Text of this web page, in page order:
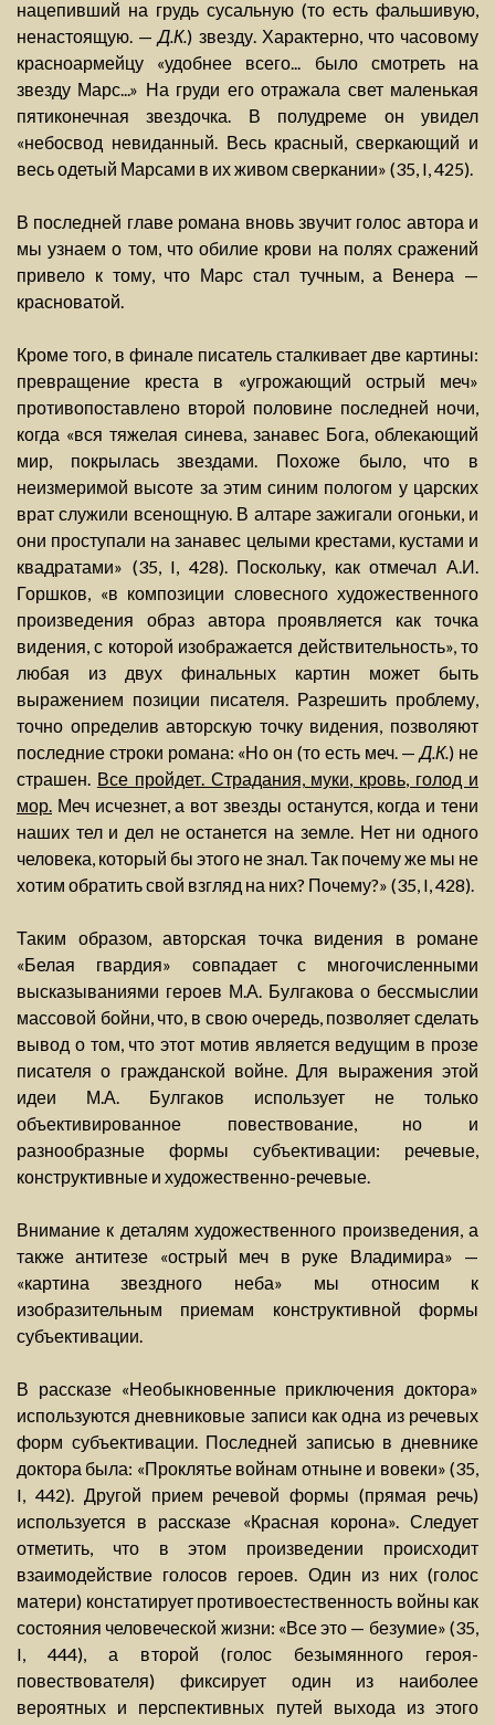
нацепивший на грудь сусальную (то есть фальшивую,
ненастоящую. —Д.К.) звезду. Характерно, что часовому
красноармейцу «удобнее всего... было смотреть на
звезду Марс...» На груди его отражала свет маленькая
пятиконечная звездочка. В полудреме он увидел
«небосвод невиданный. Весь красный, сверкающий и
весь одетый Марсами в их живом сверкании» (35, I, 425).
В последней главе романа вновь звучит голос автора и
мы узнаем о том, что обилие крови на полях сражений
привело к тому, что Марс стал тучным, а Венера —
красноватой.
Кроме того, в финале писатель сталкивает две картины:
превращение креста в «угрожающий острый меч»
противопоставлено второй половине последней ночи,
когда «вся тяжелая синева, занавес Бога, облекающий
мир, покрылась звездами. Похоже было, что в
неизмеримой высоте за этим синим пологом у царских
врат служили всенощную. В алтаре зажигали огоньки, и
они проступали на занавес целыми крестами, кустами и
квадратами» (35, I, 428). Поскольку, как отмечал А.И.
Горшков, «в композиции словесного художественного
произведения образ автора проявляется как точка
видения, с которой изображается действительность», то
любая из двух финальных картин может быть
выражением позиции писателя. Разрешить проблему,
точно определив авторскую точку видения, позволяют
последние строки романа: «Но он (то есть меч. —Д.К.) не
страшен. Все пройдет. Страдания, муки, кровь, голод и
мор. Меч исчезнет, а вот звезды останутся, когда и тени
наших тел и дел не останется на земле. Нет ни одного
человека, который бы этого не знал. Так почему же мы не
хотим обратить свой взгляд на них? Почему?» (35, I, 428).
Таким образом, авторская точка видения в романе
«Белая гвардия» совпадает с многочисленными
высказываниями героев М.А. Булгакова о бессмыслии
массовой бойни, что, в свою очередь, позволяет сделать
вывод о том, что этот мотив является ведущим в прозе
писателя о гражданской войне. Для выражения этой
идеи М.А. Булгаков использует не только
объективированное повествование, но и
разнообразные формы субъективации: речевые,
конструктивные и художественно-речевые.
Внимание к деталям художественного произведения, а
также антитезе «острый меч в руке Владимира» —
«картина звездного неба» мы относим к
изобразительным приемам конструктивной формы
субъективации.
В рассказе «Необыкновенные приключения доктора»
используются дневниковые записи как одна из речевых
форм субъективации. Последней записью в дневнике
доктора была: «Проклятье войнам отныне и вовеки» (35,
I, 442). Другой прием речевой формы (прямая речь)
используется в рассказе «Красная корона». Следует
отметить, что в этом произведении происходит
взаимодействие голосов героев. Один из них (голос
матери) констатирует противоестественность войны как
состояния человеческой жизни: «Все это — безумие» (35,
I, 444), а второй (голос безымянного героя-
повествователя) фиксирует один из наиболее
вероятных и перспективных путей выхода из этого